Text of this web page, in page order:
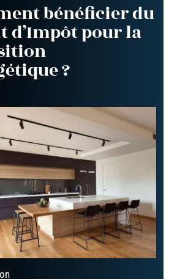
bénéficier du
d’Impôt pour la
?